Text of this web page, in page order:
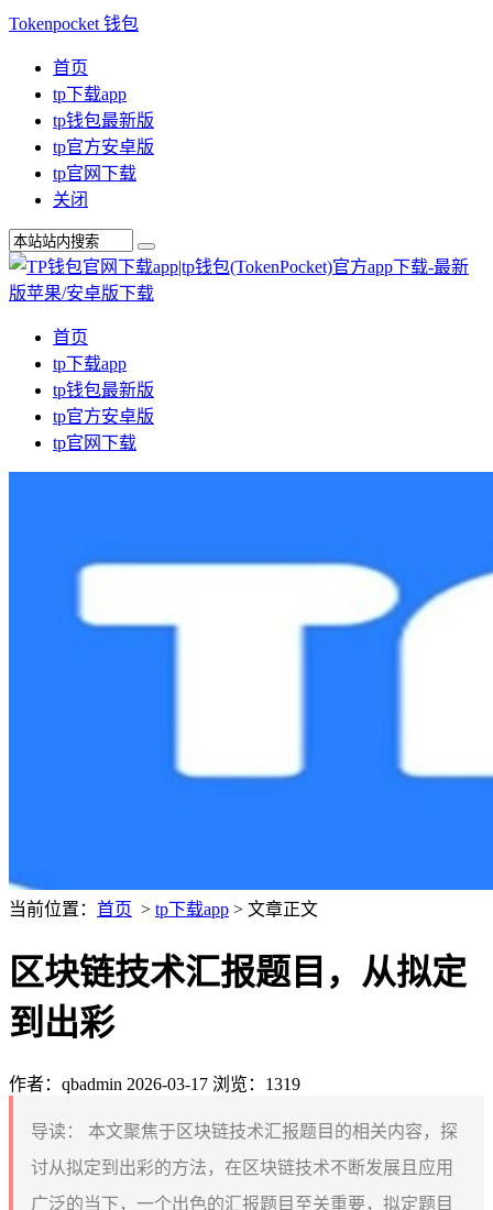
Tokenpocket 钱包
首页
tp下载app
tp钱包最新版
tp官方安卓版
tp官网下载
关闭
首页
tp下载app
tp钱包最新版
tp官方安卓版
tp官网下载
当前位置： 首页 > tp下载app > 文章正文
区块链技术汇报题目，从拟定
到出彩
作者：qbadmin 2026-03-17 浏览：1319
导读：
本文聚焦于区块链技术汇报题目的相关内容，探
讨从拟定到出彩的方法，在区块链技术不断发展且应用
广泛的当下，一个出色的汇报题目至关重要，拟定题目